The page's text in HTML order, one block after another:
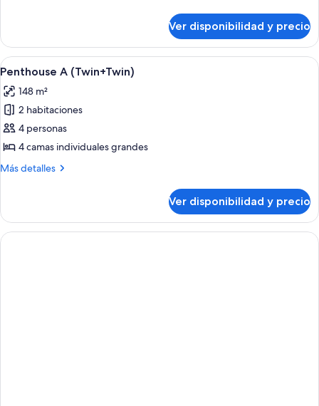
C
(Twin)
Ver disponibilidad y precio
Ver
todas
las
fotos
de
Penthouse
A
Un balcón con sillas de mimbre y
6
Penthouse A (Twin+Twin)
148 m²
2 habitaciones
4 personas
4 camas individuales grandes
Más detalles
Más
A
(Twin+Twin)
Ver disponibilidad y precio